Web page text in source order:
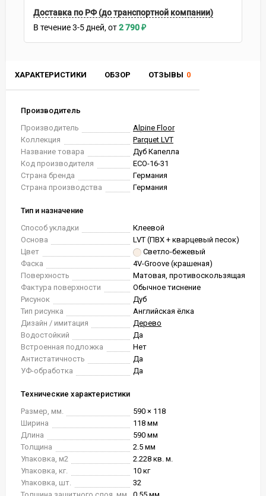
ХАРАКТЕРИСТИКИ ОБЗОР ОТЗЫВЫ 0
Производитель
Производитель
Alpine Floor
Коллекция
Parquet LVT
Название товара
Дуб Капелла
Код производителя
ECO-16-31
Страна бренда
Германия
Страна производства
Германия
Тип и назначение
Способ укладки
Клеевой
Основа
LVT (ПВХ + кварцевый песок)
Цвет
Светло-бежевый
Фаска
4V-Groove (крашеная)
Поверхность
Матовая, противоскользящая
Фактура поверхности
Обычное тиснение
Рисунок
Дуб
Тип рисунка
Английская ёлка
Дизайн / имитация
Дерево
Водостойкий
Да
Встроенная подложка
Нет
Антистатичность
Да
УФ-обработка
Да
Технические характеристики
Размер, мм.
590 × 118
Ширина
118 мм
Длина
590 мм
Толщина
2.5 мм
Упаковка, м2
2.228 кв. м.
Упаковка, кг.
10 кг
Упаковка, шт.
32
Доставка по РФ (до транспортной компании)
В течение3-5 дней 2 790₽